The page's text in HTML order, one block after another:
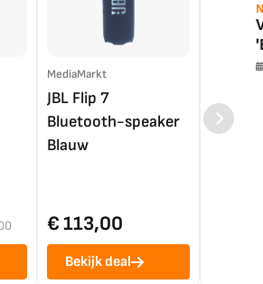
MediaMarkt
JBL Flip 7
Bluetooth-speaker
Blauw
€ 113,00
Bekijk deal
4K TV